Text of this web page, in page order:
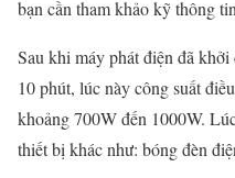
bạn cần tham khảo kỹ thông
Sau khi máy phát điện đã
10 phút, lúc này công suất
khoảng 700W đến 1000W.
thiết bị khác như: bóng đèn